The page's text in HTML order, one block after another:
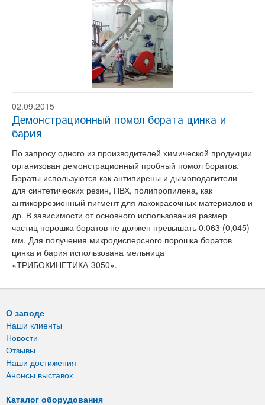
02.09.2015
Демонстрационный помол бората цинка и
бария
По запросу одного из производителей химической продукции
организован демонстрационный пробный помол боратов.
Бораты используются как антипирены и дымоподавители
для синтетических резин, ПВХ, полипропилена, как
антикоррозионный пигмент для лакокрасочных материалов и
др. В зависимости от основного использования размер
частиц порошка боратов не должен превышать 0,063 (0,045)
мм. Для получения микродисперсного порошка боратов
цинка и бария использована мельница
«ТРИБОКИНЕТИКА-3050».
О заводе
Наши клиенты
Новости
Отзывы
Наши достижения
Анонсы выставок
Каталог оборудования